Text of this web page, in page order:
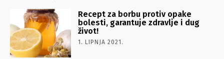
Recept za borbu protiv opake
bolesti, garantuje zdravlje i dug
život!
1. LIPNJA 2021.